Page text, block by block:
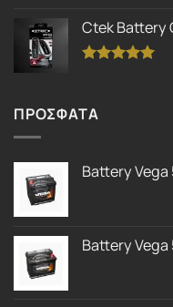
από 5
Ctek Battery
ΠΡΟΣΦΑΤΑ
Battery Vega
Battery Vega